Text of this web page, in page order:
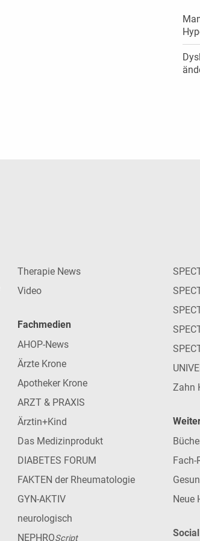
Therapie News
Video
Fachmedien
AHOP-News
Ärzte Krone
Apotheker Krone
ARZT & PRAXIS
Ärztin+Kind
Das Medizinprodukt
DIABETES FORUM
FAKTEN der Rheumatologie
GYN-AKTIV
neurologisch
NEPHROScript
Zahn
Fach-
Neue